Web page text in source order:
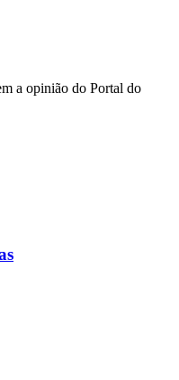
a opinião do Portal do